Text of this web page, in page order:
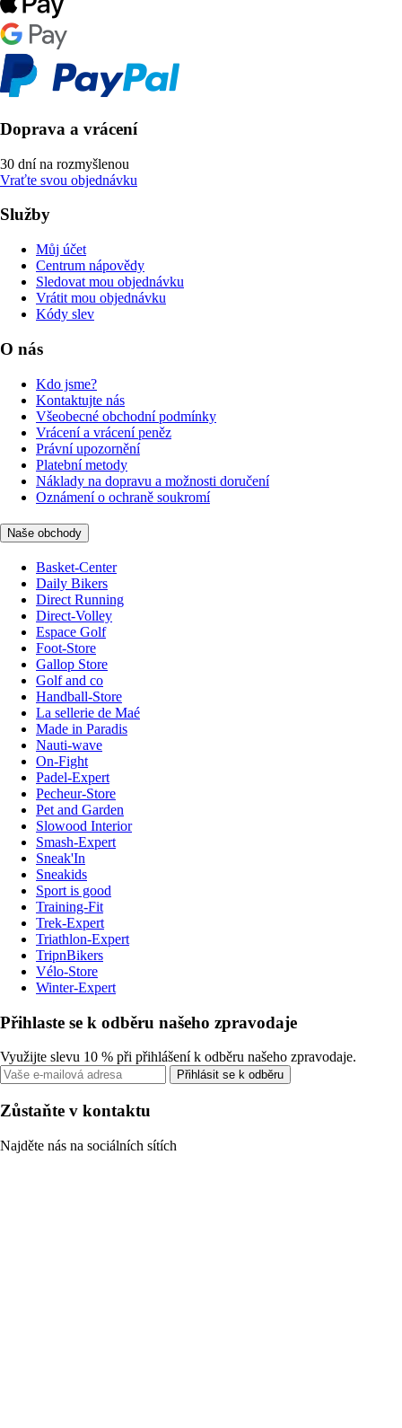
Doprava a vrácení
30 dní na rozmyšlenou
Vraťte svou objednávku
Služby
Můj účet
Centrum nápovědy
Sledovat mou objednávku
Vrátit mou objednávku
Kódy slev
O nás
Kdo jsme?
Kontaktujte nás
Všeobecné obchodní podmínky
Vrácení a vrácení peněz
Právní upozornění
Platební metody
Náklady na dopravu a možnosti doručení
Oznámení o ochraně soukromí
Naše obchody
Basket-Center
Daily Bikers
Direct Running
Direct-Volley
Espace Golf
Foot-Store
Gallop Store
Golf and co
Handball-Store
La sellerie de Maé
Made in Paradis
Nauti-wave
On-Fight
Padel-Expert
Pecheur-Store
Pet and Garden
Slowood Interior
Smash-Expert
Sneak'In
Sneakids
Sport is good
Training-Fit
Trek-Expert
Triathlon-Expert
TripnBikers
Vélo-Store
Winter-Expert
Přihlaste se k odběru našeho zpravodaje
Využijte slevu 10 % při přihlášení k odběru našeho zpravodaje.
Přihlásit se k odběru
Zůstaňte v kontaktu
Najděte nás na sociálních sítích